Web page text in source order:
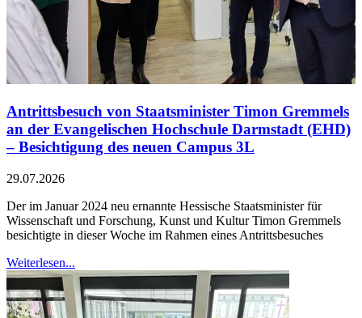
Antrittsbesuch von Staatsminister Timon Gremmels
an der Evangelischen Hochschule Darmstadt (EHD)
– Besichtigung des neuen Campus 3L
29.07.2026
Der im Januar 2024 neu ernannte Hessische Staatsminister für
Wissenschaft und Forschung, Kunst und Kultur Timon Gremmels
besichtigte in dieser Woche im Rahmen eines Antrittsbesuches
Weiterlesen...